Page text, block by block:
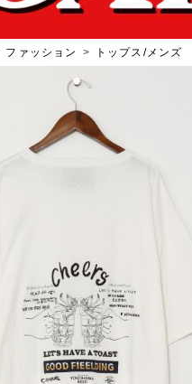
ファッション > トップス/メンズ